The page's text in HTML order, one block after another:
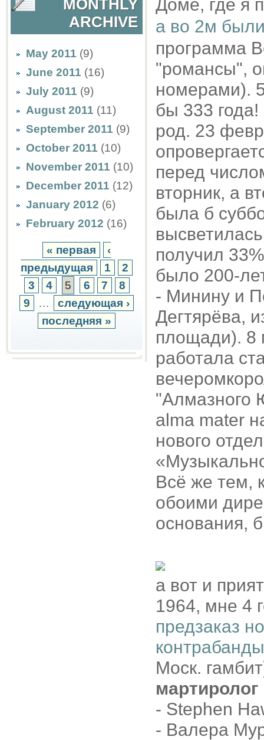
MONTHLY
ARCHIVE
May 2011 (9)
June 2011 (16)
July 2011 (9)
August 2011 (11)
September 2011 (9)
October 2011 (10)
November 2011 (10)
December 2011 (12)
January 2012 (6)
February 2012 (16)
« первая
‹
предыдущая
1
2
3
4 5 6 7
8
9
…
следующая ›
последняя »
Доме, где я
а во 2м
программа
"романсы",
номерами).
бы 333 года!
род. 23
перед
вторник, а
была б
получил
было 200-
- Минину и
Дегтярёва,
площади). 8
работала
"Алмазного
alma mater
нового
Всё же тем,
обоими
основания,
а вот и
1964, мне 4
предзаказ
Моск.
мартиролог
- Stephen
- Валера